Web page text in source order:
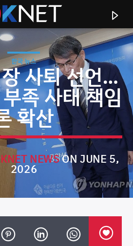
한국 뉴스
사퇴 선언…
족 사태 책임
확산
NEWSON JUNE 5,
2026